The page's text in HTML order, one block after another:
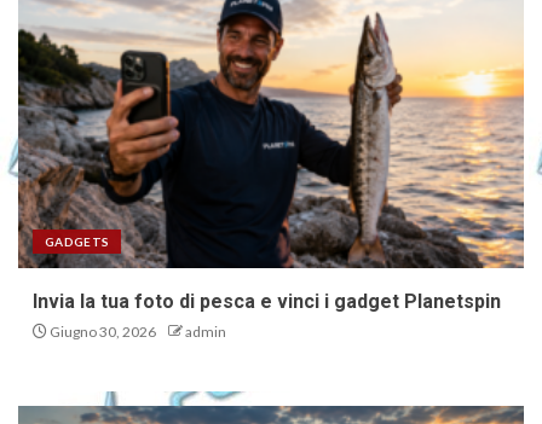
GADGETS
Invia la tua foto di pesca e vinci i gadget Planetspin
Giugno 30, 2026 admin